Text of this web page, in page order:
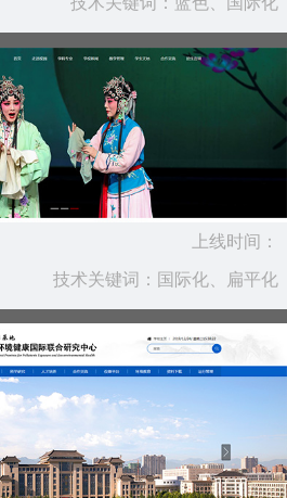
上线时间：
2019.12
技术关键词：国际化、扁平化